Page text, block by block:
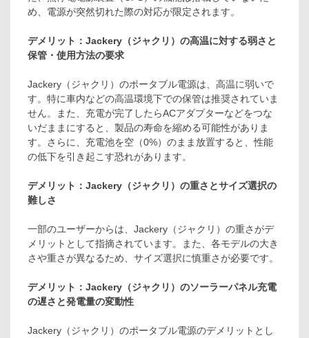
め、電源が突然切れた際の対応が限定されます。
デメリット：Jackery（ジャクリ）の高温に対する弱さと
保管・使用方法の要求
Jackery（ジャクリ）のポータブル電源は、高温に弱いで
す。特に車内などの高温環境下での保管は推奨されていま
せん。また、充電が完了したらACアダプターなどをつな
いだままにすると、製品の寿命を縮める可能性がありま
す。さらに、充電池を空（0%）のまま放置すると、性能
の低下を引き起こす恐れがあります。
デメリット：Jackery（ジャクリ）の重さとサイズ選択の
難しさ
一部のユーザーからは、Jackery（ジャクリ）の重さがデ
メリットとして指摘されています。また、各モデルの大き
さや重さが異なるため、サイズ選択に慎重さが必要です。
デメリット：Jackery（ジャクリ）のソーラーパネル充電
の遅さと発電量の変動性
Jackery（ジャクリ）のポータブル電源のデメリットとし